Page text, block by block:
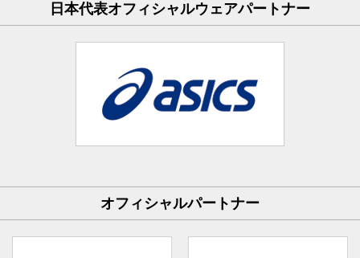
日本代表オフィシャルウェアパートナー
オフィシャルパートナー